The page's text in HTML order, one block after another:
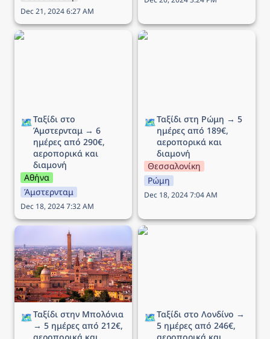
Dec 21, 2024 6:27 AM
Ταξίδι στο Άμστερνταμ →
🗺️Ταξίδι στο
Άμστερνταμ → 6
ημέρες από 290€,
αεροπορικά και
διαμονή
Αθήνα
Άμστερνταμ
Dec 18, 2024 7:32 AM
Ταξίδι στη Ρώμη → 5
🗺️Ταξίδι στη Ρώμη → 5
ημέρες από 189€,
αεροπορικά και
διαμονή
Θεσσαλονίκη
Ρώμη
Dec 18, 2024 7:04 AM
Ταξίδι στην Μπολόνια →
5 ημέρες από 212€,
αεροπορικά και διαμονή
🗺️Ταξίδι στην Μπολόνια
→ 5 ημέρες από 212€,
Ταξίδι στο Λονδίνο → 5
🗺️Ταξίδι στο Λονδίνο →
5 ημέρες από 246€,